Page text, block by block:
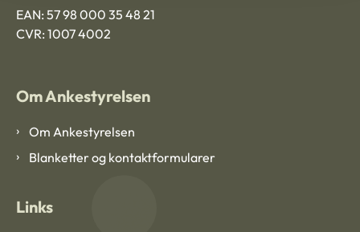
EAN: 57 98 000 35 48 21
CVR: 1007 4002
Om Ankestyrelsen
Om Ankestyrelsen
Blanketter og kontaktformularer
Links